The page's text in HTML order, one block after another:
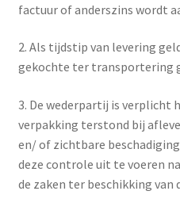
factuur of anderszins wordt
2. Als tijdstip van levering
gekochte ter transportering
3. De wederpartij is verplicht
verpakking terstond bij
en/ of zichtbare
deze controle uit te voeren
de zaken ter beschikking van